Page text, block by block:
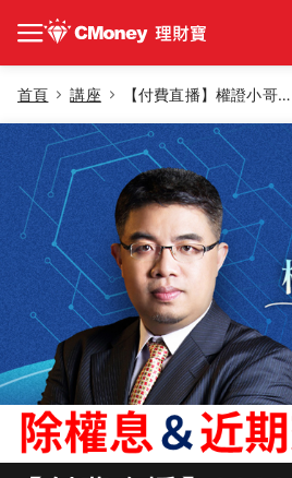
首頁 講座 【付費直播】權證小哥－除權息與近期交易策略